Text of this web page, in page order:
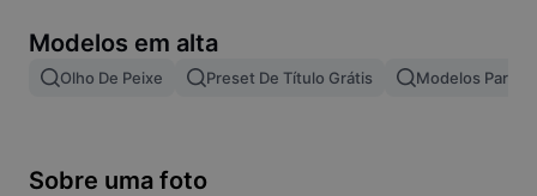
Mesclar imagens
Redimensionar Imagem
Modelos em alta
Olho De Peixe Preset De Título Grátis Modelos Para
Sobre uma foto